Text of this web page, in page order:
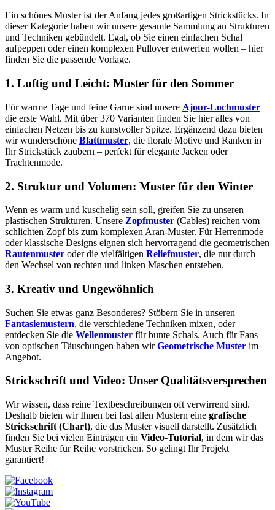
Ein schönes Muster ist der Anfang jedes großartigen Strickstücks. In
dieser Kategorie haben wir unsere gesamte Sammlung an Strukturen
und Techniken gebündelt. Egal, ob Sie einen einfachen Schal
aufpeppen oder einen komplexen Pullover entwerfen wollen – hier
finden Sie die passende Vorlage.
1. Luftig und Leicht: Muster für den Sommer
Für warme Tage und feine Garne sind unsere Ajour-Lochmuster
die erste Wahl. Mit über 370 Varianten finden Sie hier alles von
einfachen Netzen bis zu kunstvoller Spitze. Ergänzend dazu bieten
wir wunderschöne Blattmuster, die florale Motive und Ranken in
Ihr Strickstück zaubern – perfekt für elegante Jacken oder
Trachtenmode.
2. Struktur und Volumen: Muster für den Winter
Wenn es warm und kuschelig sein soll, greifen Sie zu unseren
plastischen Strukturen. Unsere Zopfmuster (Cables) reichen vom
schlichten Zopf bis zum komplexen Aran-Muster. Für Herrenmode
oder klassische Designs eignen sich hervorragend die geometrischen
Rautenmuster oder die vielfältigen Reliefmuster, die nur durch
den Wechsel von rechten und linken Maschen entstehen.
3. Kreativ und Ungewöhnlich
Suchen Sie etwas ganz Besonderes? Stöbern Sie in unseren
Fantasiemustern, die verschiedene Techniken mixen, oder
entdecken Sie die Wellenmuster für bunte Schals. Auch für Fans
von optischen Täuschungen haben wirGeometrische Muster im
Angebot.
Strickschrift und Video: Unser Qualitätsversprechen
Wir wissen, dass reine Textbeschreibungen oft verwirrend sind.
Deshalb bieten wir Ihnen bei fast allen Mustern eine grafische
Strickschrift (Chart), die das Muster visuell darstellt. Zusätzlich
finden Sie bei vielen Einträgen ein Video-Tutorial, in dem wir das
Muster Reihe für Reihe vorstricken. So gelingt Ihr Projekt
garantiert!